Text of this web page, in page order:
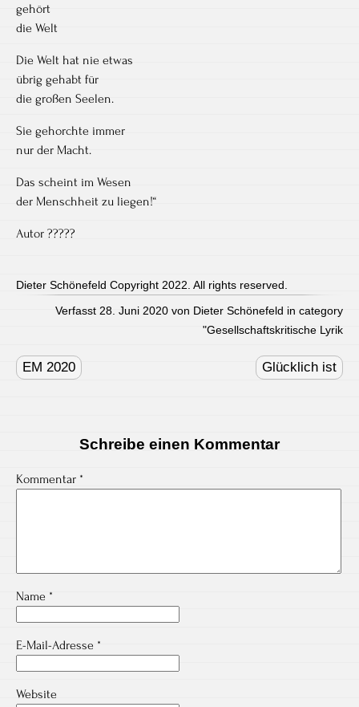
gehört
die Welt
Die Welt hat nie etwas
übrig gehabt für
die großen Seelen.
Sie gehorchte immer
nur der Macht.
Das scheint im Wesen
der Menschheit zu liegen!“
Autor ?????
Dieter Schönefeld Copyright 2022. All rights reserved.
Verfasst 28. Juni 2020 von Dieter Schönefeld in category
"Gesellschaftskritische Lyrik
navigation
EM 2020 Glücklich ist
Schreibe einen Kommentar
Kommentar *
Name *
E-Mail-Adresse *
Website